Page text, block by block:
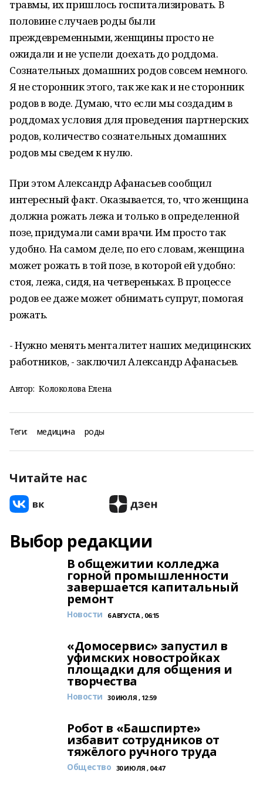
травмы, их пришлось госпитализировать. В
половине случаев роды были
преждевременными, женщины просто не
ожидали и не успели доехать до роддома.
Сознательных домашних родов совсем немного.
Я не сторонник этого, так же как и не сторонник
родов в воде. Думаю, что если мы создадим в
роддомах условия для проведения партнерских
родов, количество сознательных домашних
родов мы сведем к нулю.
При этом Александр Афанасьев сообщил
интересный факт. Оказывается, то, что женщина
должна рожать лежа и только в определенной
позе, придумали сами врачи. Им просто так
удобно. На самом деле, по его словам, женщина
может рожать в той позе, в которой ей удобно:
стоя, лежа, сидя, на четвереньках. В процессе
родов ее даже может обнимать супруг, помогая
рожать.
- Нужно менять менталитет наших медицинских
работников, - заключил Александр Афанасьев.
Автор: Колоколова Елена
Теги: медицина роды
Читайте нас
Выбор редакции
В общежитии колледжа
горной промышленности
завершается капитальный
ремонт
Новости 6 АВГУСТА , 06:15
«Домосервис» запустил в
уфимских новостройках
площадки для общения и
творчества
Новости 30 ИЮЛЯ , 12:59
Робот в «Башспирте»
избавит сотрудников от
тяжёлого ручного труда
Общество 30 ИЮЛЯ , 04:47